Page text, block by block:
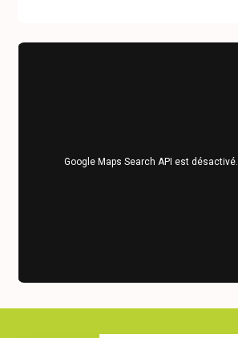
Google Maps Search API est désactivé.